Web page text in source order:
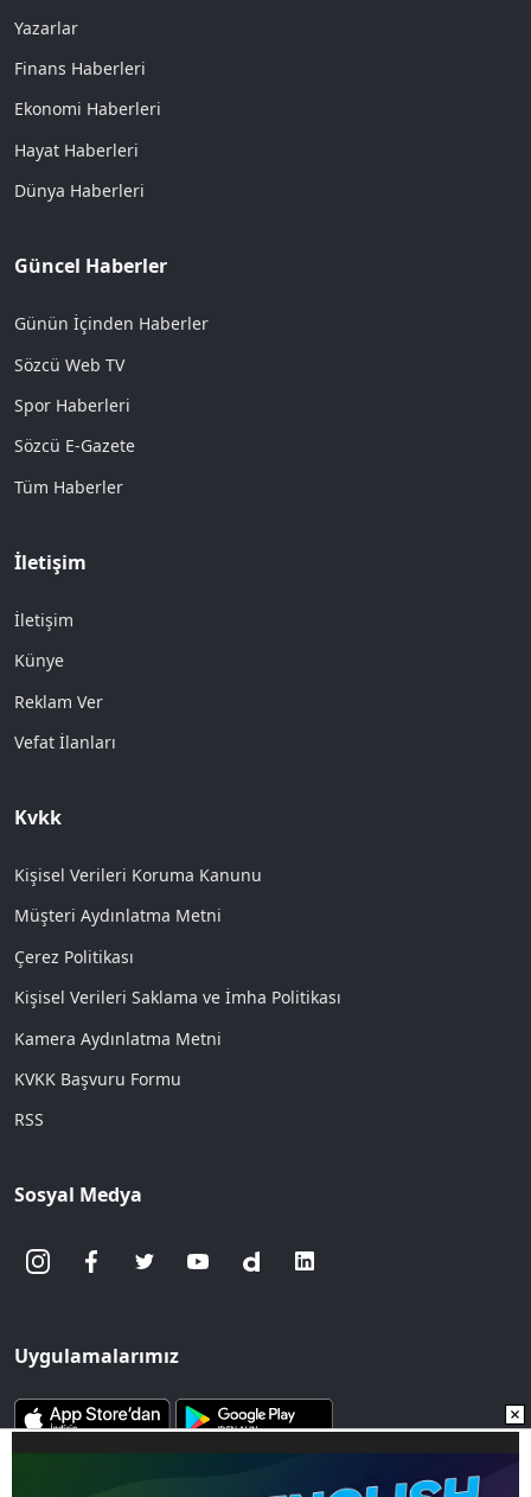
Yazarlar
Finans Haberleri
Ekonomi Haberleri
Hayat Haberleri
Dünya Haberleri
Güncel Haberler
Günün İçinden Haberler
Sözcü Web TV
Spor Haberleri
Sözcü E-Gazete
Tüm Haberler
İletişim
İletişim
Künye
Reklam Ver
Vefat İlanları
Kvkk
Kişisel Verileri Koruma Kanunu
Müşteri Aydınlatma Metni
Çerez Politikası
Kişisel Verileri Saklama ve İmha Politikası
Kamera Aydınlatma Metni
KVKK Başvuru Formu
RSS
Sosyal Medya
Uygulamalarımız